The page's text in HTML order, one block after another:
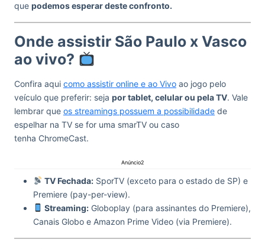
que podemos esperar deste confronto.
Onde assistir São Paulo x Vasco
ao vivo?
Confira aqui como assistir online e ao Vivo ao jogo pelo
veículo que preferir: seja por tablet, celular ou pela TV. Vale
lembrar que os streamings possuem a possibilidade de
espelhar na TV se for uma smarTV ou caso
tenha ChromeCast.
Anúncio2
TV Fechada:SporTV (exceto para o estado de SP) e
Premiere (pay-per-view).
Streaming:Globoplay (para assinantes do Premiere),
Canais Globo e Amazon Prime Video (via Premiere).